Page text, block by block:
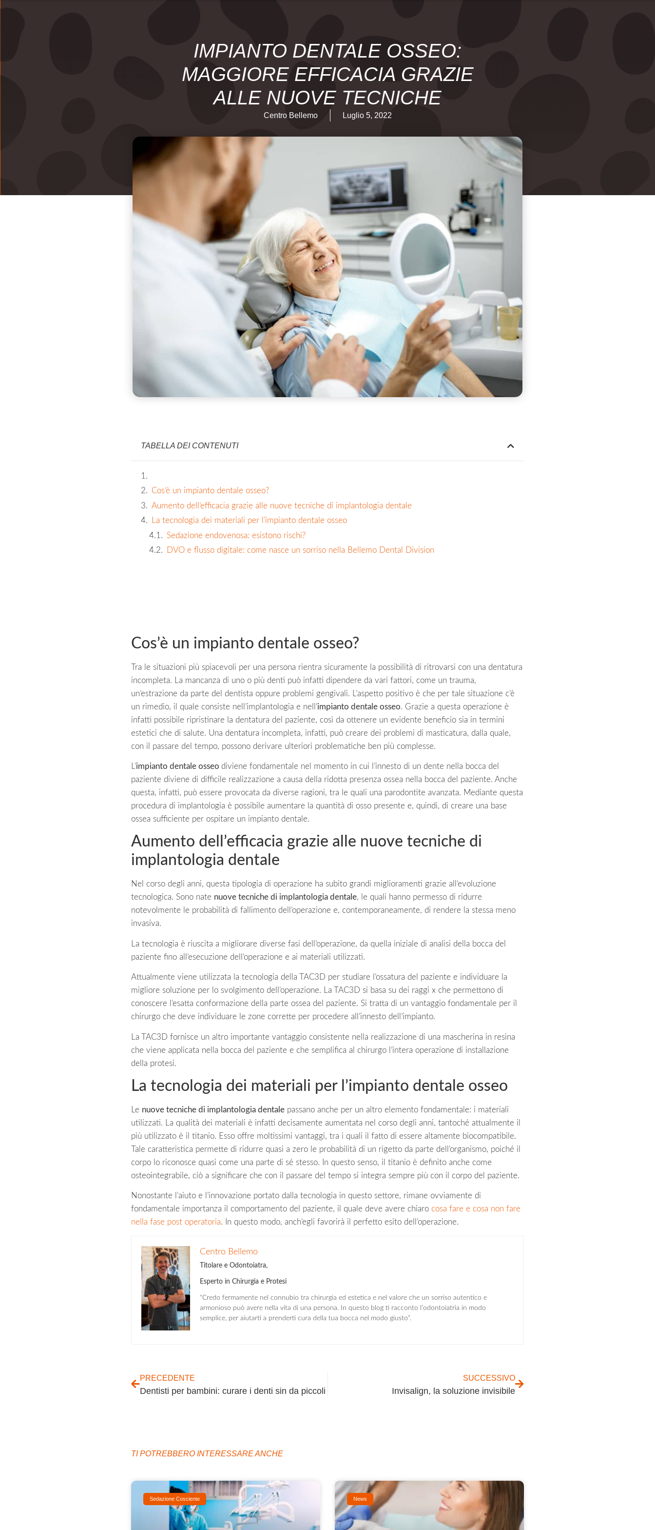
IMPIANTO DENTALE OSSEO:
MAGGIORE EFFICACIA GRAZIE
ALLE NUOVE TECNICHE
Centro Bellemo Luglio 5, 2022
TABELLA DEI CONTENUTI
Cos’è un impianto dentale osseo?
Aumento dell’efficacia grazie alle nuove tecniche di implantologia dentale
La tecnologia dei materiali per l’impianto dentale osseo
Sedazione endovenosa: esistono rischi?
DVO e flusso digitale: come nasce un sorriso nella Bellemo Dental Division
Cos’è un impianto dentale osseo?
Tra le situazioni più spiacevoli per una persona rientra sicuramente la possibilità di ritrovarsi con una dentatura
incompleta. La mancanza di uno o più denti può infatti dipendere da vari fattori, come un trauma,
un’estrazione da parte del dentista oppure problemi gengivali. L’aspetto positivo è che per tale situazione c’è
un rimedio, il quale consiste nell’implantologia e nell’impianto dentale osseo. Grazie a questa operazione è
infatti possibile ripristinare la dentatura del paziente, così da ottenere un evidente beneficio sia in termini
estetici che di salute. Una dentatura incompleta, infatti, può creare dei problemi di masticatura, dalla quale,
con il passare del tempo, possono derivare ulteriori problematiche ben più complesse.
L’impianto dentale osseo diviene fondamentale nel momento in cui l’innesto di un dente nella bocca del
paziente diviene di difficile realizzazione a causa della ridotta presenza ossea nella bocca del paziente. Anche
questa, infatti, può essere provocata da diverse ragioni, tra le quali una parodontite avanzata. Mediante questa
procedura di implantologia è possibile aumentare la quantità di osso presente e, quindi, di creare una base
ossea sufficiente per ospitare un impianto dentale.
Aumento dell’efficacia grazie alle nuove tecniche di
implantologia dentale
Nel corso degli anni, questa tipologia di operazione ha subito grandi miglioramenti grazie all’evoluzione
tecnologica. Sono nate nuove tecniche di implantologia dentale, le quali hanno permesso di ridurre
notevolmente le probabilità di fallimento dell’operazione e, contemporaneamente, di rendere la stessa meno
invasiva.
La tecnologia è riuscita a migliorare diverse fasi dell’operazione, da quella iniziale di analisi della bocca del
paziente fino all’esecuzione dell’operazione e ai materiali utilizzati.
Attualmente viene utilizzata la tecnologia della TAC3D per studiare l’ossatura del paziente e individuare la
migliore soluzione per lo svolgimento dell’operazione. La TAC3D si basa su dei raggi x che permettono di
conoscere l’esatta conformazione della parte ossea del paziente. Si tratta di un vantaggio fondamentale per il
chirurgo che deve individuare le zone corrette per procedere all’innesto dell’impianto.
La TAC3D fornisce un altro importante vantaggio consistente nella realizzazione di una mascherina in resina
che viene applicata nella bocca del paziente e che semplifica al chirurgo l’intera operazione di installazione
della protesi.
La tecnologia dei materiali per l’impianto dentale osseo
Le nuove tecniche di implantologia dentalepassano anche per un altro elemento fondamentale: i materiali
utilizzati. La qualità dei materiali è infatti decisamente aumentata nel corso degli anni, tantoché attualmente il
più utilizzato è il titanio. Esso offre moltissimi vantaggi, tra i quali il fatto di essere altamente biocompatibile.
Tale caratteristica permette di ridurre quasi a zero le probabilità di un rigetto da parte dell’organismo, poiché il
corpo lo riconosce quasi come una parte di sé stesso. In questo senso, il titanio è definito anche come
osteointegrabile, ciò a significare che con il passare del tempo si integra sempre più con il corpo del paziente.
Nonostante l’aiuto e l’innovazione portato dalla tecnologia in questo settore, rimane ovviamente di
fondamentale importanza il comportamento del paziente, il quale deve avere chiaro cosa fare e cosa non fare
nella fase post operatoria. In questo modo, anch’egli favorirà il perfetto esito dell’operazione.
Centro Bellemo
Titolare e Odontoiatra,
Esperto in Chirurgia e Protesi
“Credo fermamente nel connubio tra chirurgia ed estetica e nel valore che un sorriso autentico e
armonioso può avere nella vita di una persona. In questo blog ti racconto l’odontoiatria in modo
semplice, per aiutarti a prenderti cura della tua bocca nel modo giusto”.
PRECEDENTE
Dentisti per bambini: curare i denti sin da piccoli
SUCCESSIVO
Invisalign, la soluzione invisibile
TI POTREBBERO INTERESSARE ANCHE
Sedazione Cosciente News